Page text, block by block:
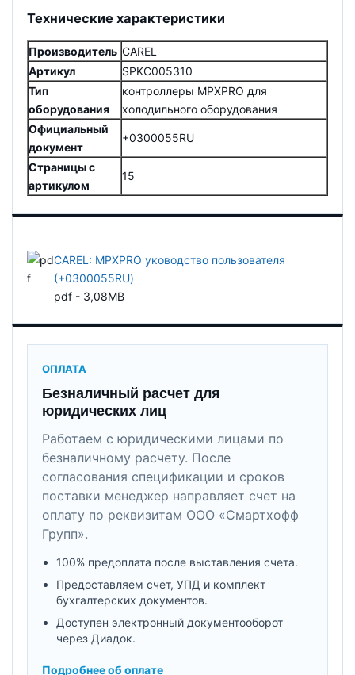
Технические характеристики
Производитель CAREL
Артикул
SPKC005310
Тип
оборудования
контроллеры MPXPRO для
холодильного оборудования
Официальный
документ
+0300055RU
Страницы с
артикулом
15
CAREL: MPXPRO уководство пользователя
(+0300055RU)
pdf - 3,08MB
ОПЛАТА
Безналичный расчет для
юридических лиц
Работаем с юридическими лицами по
безналичному расчету. После
согласования спецификации и сроков
поставки менеджер направляет счет на
оплату по реквизитам ООО «Смартхофф
Групп».
100% предоплата после выставления счета.
Предоставляем счет, УПД и комплект
бухгалтерских документов.
Доступен электронный документооборот
через Диадок.
Подробнее об оплате